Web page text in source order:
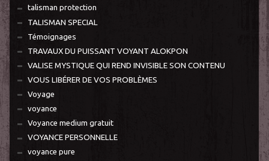
talisman protection
TALISMAN SPECIAL
Témoignages
TRAVAUX DU PUISSANT VOYANT ALOKPON
VALISE MYSTIQUE QUI REND INVISIBLE SON CONTENU
VOUS LIBÉRER DE VOS PROBLÈMES
Voyage
voyance
Voyance medium gratuit
VOYANCE PERSONNELLE
voyance pure